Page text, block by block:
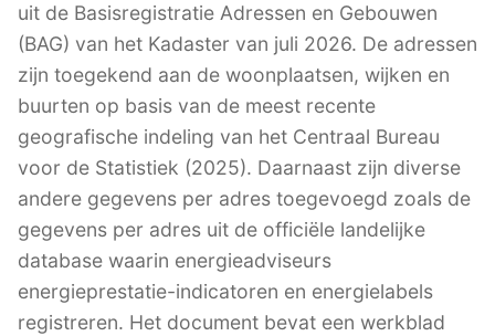
uit de Basisregistratie Adressen en Gebouwen
(BAG) van het Kadaster van juli 2026. De adressen
zijn toegekend aan de woonplaatsen, wijken en
buurten op basis van de meest recente
geografische indeling van het Centraal Bureau
voor de Statistiek (2025). Daarnaast zijn diverse
andere gegevens per adres toegevoegd zoals de
gegevens per adres uit de officiële landelijke
database waarin energieadviseurs
energieprestatie-indicatoren en energielabels
registreren. Het document bevat een werkblad